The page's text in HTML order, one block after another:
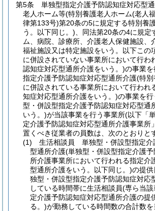
第5条
単独型指定介護予防認知症対応型
老人ホーム等(特別養護老人ホーム(老人
律第133号)第20条の5に規定する特別養
う。以下同じ。) 、同法第20条の4に規
ム、病院、診療所、介護老人保健施設、
福祉施設又は特定施設をいう。以下この
に併設されていない事業所において行わ
認知症対応型通所介護をいう。)の事業
指定介護予防認知症対応型通所介護(特別
に併設されている事業所において行われ
知症対応型通所介護をいう。)の事業を行
型・併設型指定介護予防認知症対応型通
いう。)が当該事業を行う事業所(以下「
定介護予防認知症対応型通所介護事業所
置くべき従業者の員数は、次のとおりと
(1)
生活相談員 単独型・併設型指定介
型通所介護(単独型・併設型指定介護
所介護事業所において行われる指定介
型通所介護をいう。以下同じ。)の提
独型・併設型指定介護予防認知症対応
している時間帯に生活相談員(専ら当
定介護予防認知症対応型通所介護の提
る。)が勤務している時間数の合計数